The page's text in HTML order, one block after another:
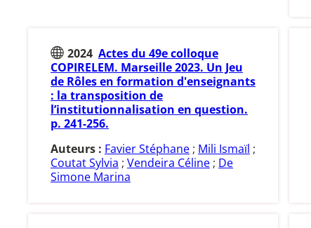
2024 Actes du 49e colloque
COPIRELEM. Marseille 2023. Un Jeu
de Rôles en formation d'enseignants
: la transposition de
l’institutionnalisation en question.
p. 241-256.
Auteurs : Favier Stéphane; Mili Ismaïl ;
Coutat Sylvia ; Vendeira Céline; De
Simone Marina